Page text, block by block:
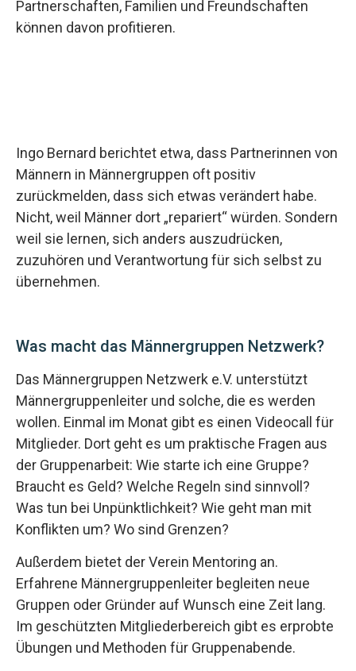
Partnerschaften, Familien und Freundschaften
können davon profitieren.
Ingo Bernard berichtet etwa, dass Partnerinnen von
Männern in Männergruppen oft positiv
zurückmelden, dass sich etwas verändert habe.
Nicht, weil Männer dort „repariert“ würden. Sondern
weil sie lernen, sich anders auszudrücken,
zuzuhören und Verantwortung für sich selbst zu
übernehmen.
Was macht das Männergruppen Netzwerk?
Das Männergruppen Netzwerk e.V. unterstützt
Männergruppenleiter und solche, die es werden
wollen. Einmal im Monat gibt es einen Videocall für
Mitglieder. Dort geht es um praktische Fragen aus
der Gruppenarbeit: Wie starte ich eine Gruppe?
Braucht es Geld? Welche Regeln sind sinnvoll?
Was tun bei Unpünktlichkeit? Wie geht man mit
Konflikten um? Wo sind Grenzen?
Außerdem bietet der Verein Mentoring an.
Erfahrene Männergruppenleiter begleiten neue
Gruppen oder Gründer auf Wunsch eine Zeit lang.
Im geschützten Mitgliederbereich gibt es erprobte
Übungen und Methoden für Gruppenabende.